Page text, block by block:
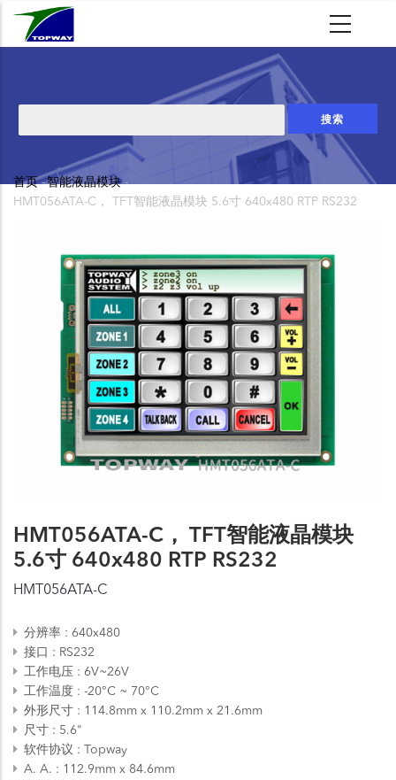
索
面
首页 -智能液晶模块 -
HMT056ATA-C， TFT智能液晶模块 5.6寸 640x480 RTP RS232
HMT056ATA-C， TFT智能液晶模块
5.6寸 640x480 RTP RS232
HMT056ATA-C
分辨率
640x480
接口
RS232
工作电压
6V~26V
工作温度
-20°C ~ 70°C
外形尺寸
114.8mm x 110.2mm x 21.6mm
尺寸
5.6"
软件协议
Topway
A. A.
112.9mm x 84.6mm